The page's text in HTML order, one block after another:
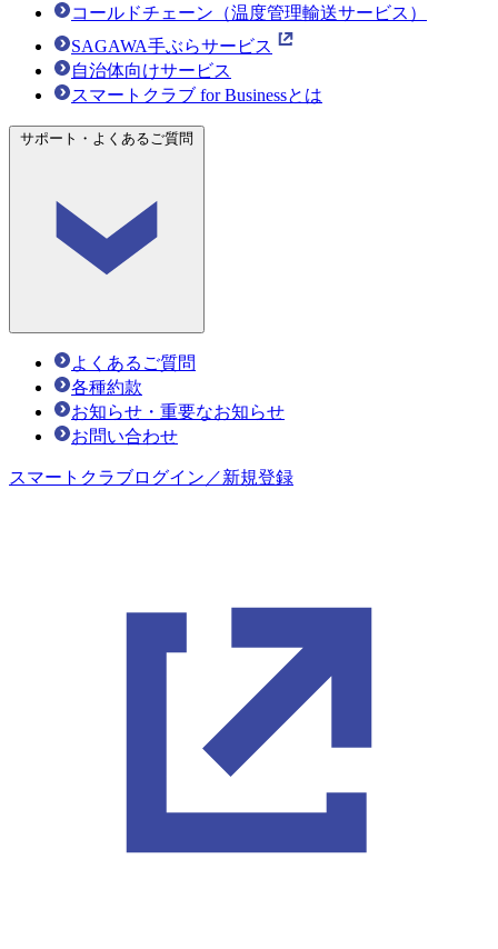
コールドチェーン（温度管理輸送サービス）
SAGAWA手ぶらサービス
自治体向けサービス
スマートクラブ for Businessとは
サポート・よくあるご質問
よくあるご質問
各種約款
お知らせ・重要なお知らせ
お問い合わせ
スマートクラブログイン／新規登録